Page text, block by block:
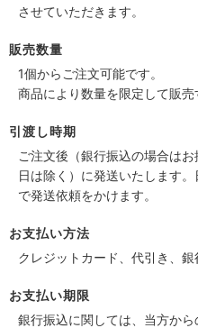
させていただきます。
販売数量
1個からご注文可能です。
商品により数量を限定して販売
引渡し時期
ご注文後（銀行振込の場合は
日は除く）に発送いたします
で発送依頼をかけます。
お支払い方法
クレジットカード、代引き、銀
お支払い期限
銀行振込に関しては、当方か